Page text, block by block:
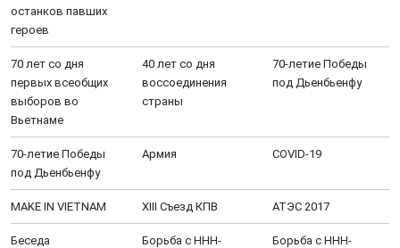
останков павших
героев
70 лет со дня
первых всеобщих
выборов во
Вьетнаме
40 лет со дня
воссоединения
страны
70-летие Победы
под Дьенбьенфу
70-летие Победы
под Дьенбьенфу
Aрмия COVID-19
MAKE IN VIETNAM XIII Cъезд КПВ АТЭС 2017
Беседа
Борьба с ННН-
Борьба с ННН-